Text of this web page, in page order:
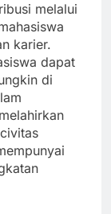
melalui
karier.
dapat
di